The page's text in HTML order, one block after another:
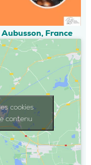
France
cookies
contenu